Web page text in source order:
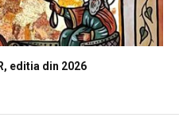
editia din 2026